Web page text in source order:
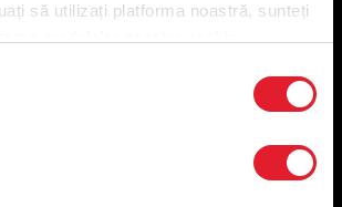
să utilizați platforma noastră, sunteți